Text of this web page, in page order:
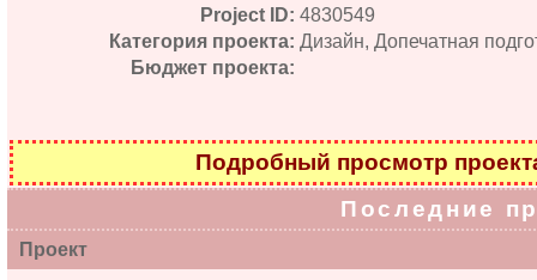
Project ID: 4830549
Категория проекта: Дизайн, Допечатная
Бюджет проекта:
Подробный просмотр
Последние
Проект